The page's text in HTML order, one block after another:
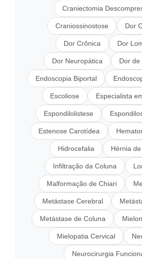
Craniectomia
Craniossinostose Dor
Dor Crônica Dor
Dor Neuropática Dor de
Endoscopia Biportal
Escoliose Especialista
Espondilolistese
Estenose Carotídea
Hidrocefalia Hérnia
Infiltração da Coluna
Malformação de Chiari
Metástase Cerebral
Metástase de Coluna
Mielopatia Cervical
Neurocirurgia